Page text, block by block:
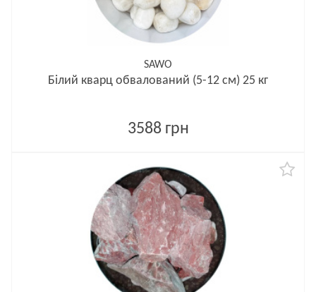
SAWO
Білий кварц обвалований (5-12 см) 25 кг
3588 грн